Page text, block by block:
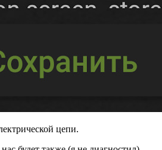
цепи.